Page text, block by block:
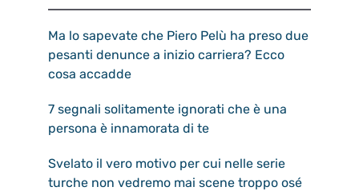
Ma lo sapevate che Piero Pelù ha preso due
pesanti denunce a inizio carriera? Ecco
cosa accadde
7 segnali solitamente ignorati che è una
persona è innamorata di te
Svelato il vero motivo per cui nelle serie
turche non vedremo mai scene troppo osé